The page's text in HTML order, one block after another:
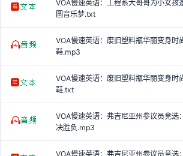
VOA慢速英语：工程系大哥哥为小女孩
圆音乐梦.txt
VOA慢速英语：废旧塑料瓶华丽变身时
鞋.mp3
VOA慢速英语：废旧塑料瓶华丽变身时
鞋.txt
VOA慢速英语：弗吉尼亚州参议员竞选
决胜负.mp3
VOA慢速英语：弗吉尼亚州参议员竞选